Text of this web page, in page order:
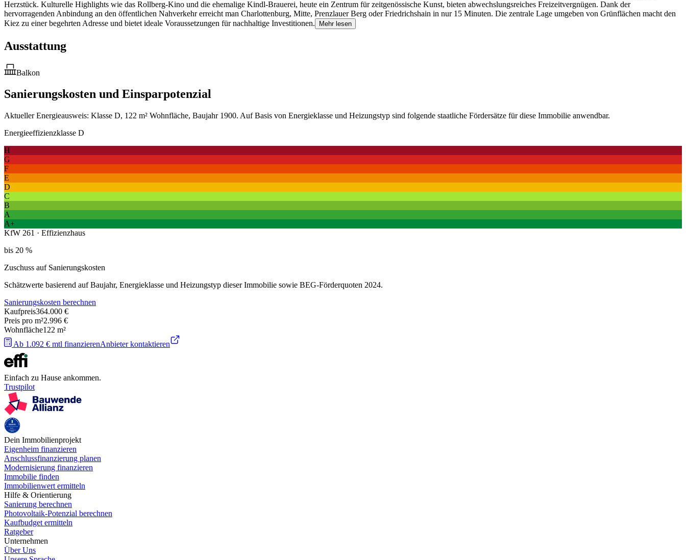
Herzstück. Kulturelle Highlights wie das Rollberg-Kino und die ehemalige Kindl-Brauerei, heute ein Zentrum für zeitgenössische Kunst, bieten abwechslungsreiches Freizeitvergnügen. Dank der
hervorragenden Anbindung an den öffentlichen Nahverkehr erreicht man Charlottenburg, Mitte, Prenzlauer Berg oder Friedrichshain in nur 15 Minuten. Die zentrale Lage umgeben von Grünflächen macht den
Kiez zu einer begehrten Adresse und bietet ideale Voraussetzungen für nachhaltige Investitionen.
Mehr lesen
Ausstattung
Balkon
Sanierungskosten und Einsparpotenzial
Aktueller Energieausweis: Klasse D, 122 m² Wohnfläche, Baujahr 1900. Auf Basis von Energieklasse und Heizungstyp sind folgende staatliche Fördersätze für diese Immobilie anwendbar.
Energieeffizienzklasse D
H
G
F
E
D
C
B
A
A+
KfW 261 · Effizienzhaus
bis 20 %
Zuschuss auf Sanierungskosten
Schätzwerte basierend auf Baujahr, Energieklasse und Heizungstyp dieser Immobilie sowie BEG-Förderquoten 2024.
Sanierungskosten berechnen
Kaufpreis364.000 €
Preis pro m²2.996 €
Wohnfläche122 m²
Ab 1.092 € mtl finanzierenAnbieter kontaktieren
Einfach zu Hause ankommen.
Trustpilot
Dein Immobilienprojekt
Eigenheim finanzieren
Anschlussfinanzierung planen
Modernisierung finanzieren
Immobilie finden
Immobilienwert ermitteln
Hilfe & Orientierung
Sanierung berechnen
Photovoltaik-Potenzial berechnen
Kaufbudget ermitteln
Ratgeber
Unternehmen
Über Uns